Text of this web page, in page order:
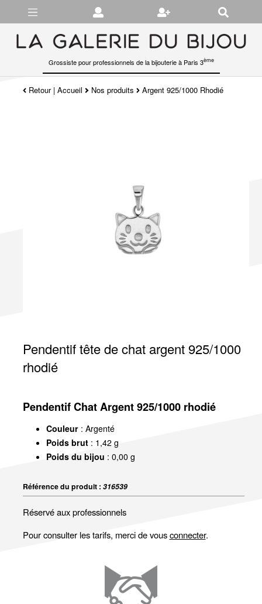
Grossiste pour professionnels de la bijouterie à Paris 3ème
Retour|Accueil Nos produits Argent 925/1000 Rhodié
Pendentif tête de chat argent 925/1000
rhodié
Pendentif Chat Argent 925/1000 rhodié
Couleur: Argenté
Poids brut: 1,42 g
Poids du bijou : 0,00 g
Référence du produit : 316539
Réservé aux professionnels
Pour consulter les tarifs, merci de vousconnecter.
Gérer les préférences en matière de cookies